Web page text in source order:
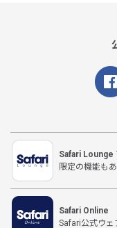
Safari Lounge
限定の機能も
Safari Online
Safari公式ウェ